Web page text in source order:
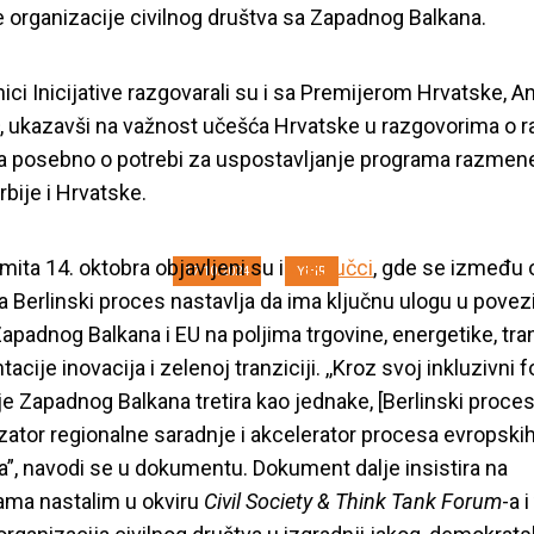
radne grupe za
17.10.2024 YIHR
organizacije civilnog društva sa Zapadnog Balkana.
Inicijative razgovarali su i sa Premijerom Hrvatske,
ukazavši na važnost učešća Hrvatske u razgovorima o
posebno o potrebi za uspostavljanje programa
i Hrvatske.
14. oktobra objavljeni su i Zaključci, gde se između
Berlinski proces nastavlja da ima ključnu ulogu u
Balkana i EU na poljima trgovine, energetike,
inovacija i zelenoj tranziciji. ,,Kroz svoj inkluzivni
Zapadnog Balkana tretira kao jednake, [Berlinski
regionalne saradnje i akcelerator procesa evropskih
navodi se u dokumentu. Dokument dalje insistira na
nastalim u okviru Civil Society & Think Tank Forum-a